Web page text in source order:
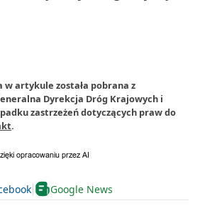
artykule została pobrana z
Dyrekcja Dróg Krajowych i
zastrzeżeń dotyczących praw do
.
Google News